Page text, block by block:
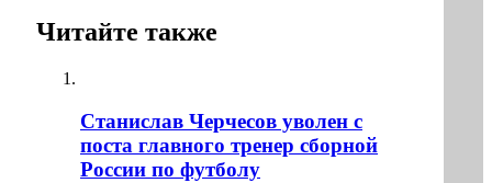
Читайте также
Станислав Черчесов уволен с
поста главного тренер сборной
России по футболу